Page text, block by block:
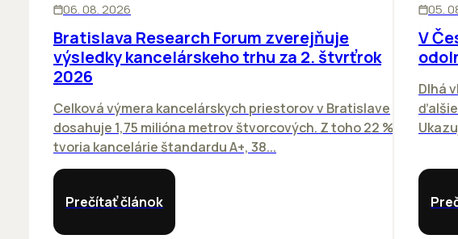
06. 08. 2026
Bratislava Research Forum zverejňuje
výsledky kancelárskeho trhu za 2. štvrťrok
2026
Celková výmera kancelárskych priestorov v Bratislave
dosahuje 1,75 milióna metrov štvorcových. Z toho 22 %
tvoria kancelárie štandardu A+, 38...
Prečítať článok
05.
V
Dlhá